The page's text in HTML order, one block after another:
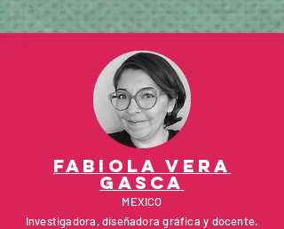
Fabiola vera
gasca
MEXICO
Investigadora, diseñadora gráfica y docente.